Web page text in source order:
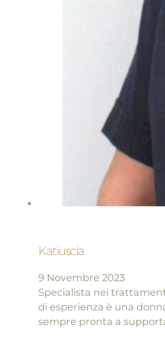
Katiuscia
9 Novembre 2023
Specialista nei
di esperienza è una
sempre pronta a